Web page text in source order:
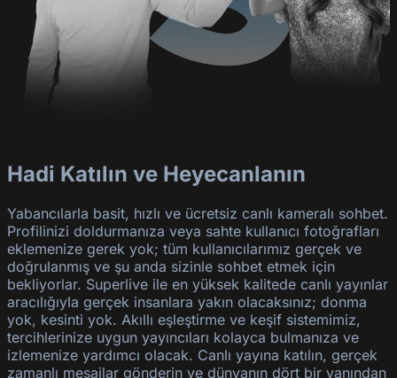
Hadi Katılın ve Heyecanlanın
Yabancılarla basit, hızlı ve ücretsiz canlı kameralı sohbet.
Profilinizi doldurmanıza veya sahte kullanıcı fotoğrafları
eklemenize gerek yok; tüm kullanıcılarımız gerçek ve
doğrulanmış ve şu anda sizinle sohbet etmek için
bekliyorlar. Superlive ile en yüksek kalitede canlı yayınlar
aracılığıyla gerçek insanlara yakın olacaksınız; donma
yok, kesinti yok. Akıllı eşleştirme ve keşif sistemimiz,
tercihlerinize uygun yayıncıları kolayca bulmanıza ve
izlemenize yardımcı olacak. Canlı yayına katılın, gerçek
zamanlı mesajlar gönderin ve dünyanın dört bir yanından